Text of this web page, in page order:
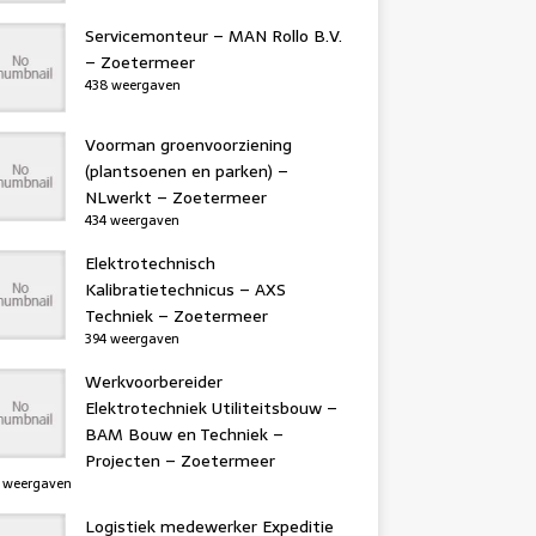
Servicemonteur – MAN Rollo B.V.
– Zoetermeer
438 weergaven
Voorman groenvoorziening
(plantsoenen en parken) –
NLwerkt – Zoetermeer
434 weergaven
Elektrotechnisch
Kalibratietechnicus – AXS
Techniek – Zoetermeer
394 weergaven
Werkvoorbereider
Elektrotechniek Utiliteitsbouw –
BAM Bouw en Techniek –
Projecten – Zoetermeer
Logistiek medewerker Expeditie